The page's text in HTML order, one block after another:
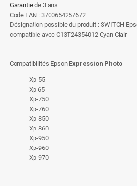
Garantie de 3 ans
Code EAN : 3700654257672
Désignation possible du produit : SWITCH
compatible avec C13T24354012 Cyan Clair
Compatibilités Epson Expression Photo
Xp-55
Xp 65
Xp-750
Xp-760
Xp-850
Xp-860
Xp-950
Xp-960
Xp-970